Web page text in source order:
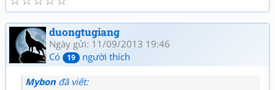
duongtugiang
Ngày gửi: 11/09/2013 19:46
Có
19 người thích
Mybon đã viết: